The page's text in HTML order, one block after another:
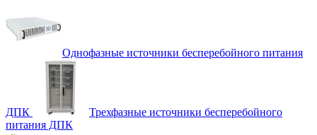
Однофазные источники бесперебойного питания
ДПК
Трехфазные источники бесперебойного
питания ДПК